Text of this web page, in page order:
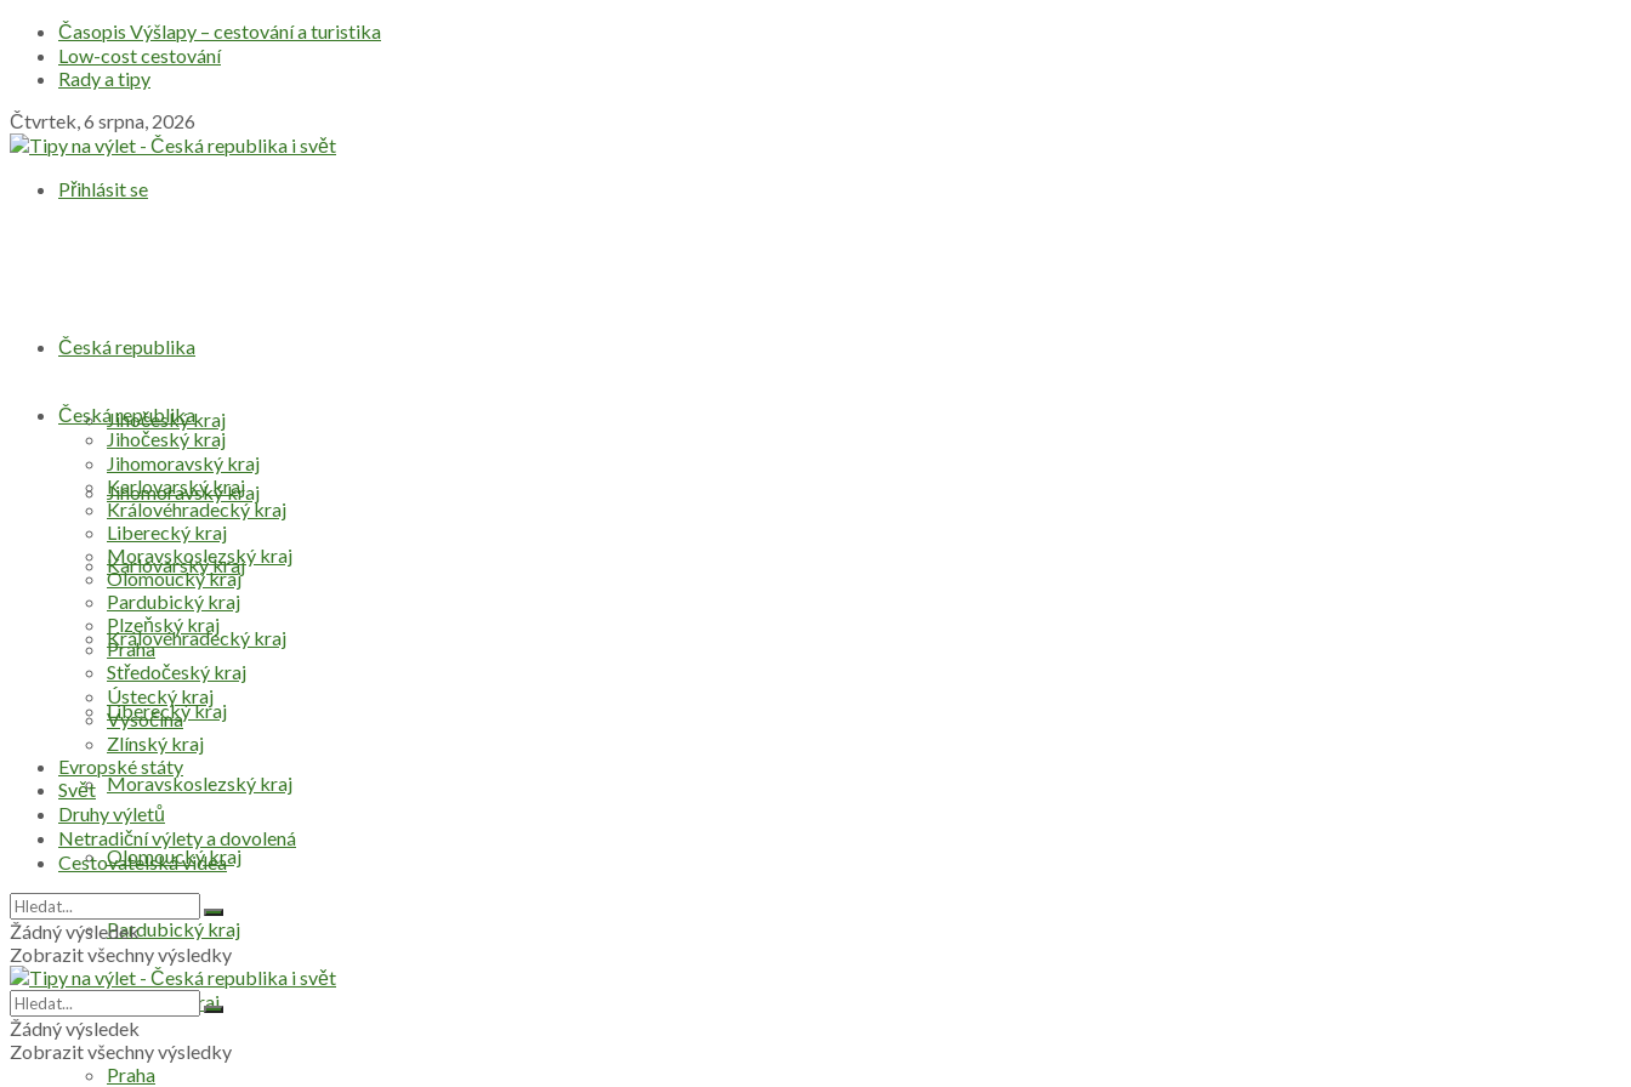
Časopis Výšlapy – cestování a turistika
Low-cost cestování
Rady a tipy
Čtvrtek, 6 srpna, 2026
Přihlásit se
Česká republika
Jihočeský kraj
Jihomoravský kraj
Karlovarský kraj
Královéhradecký kraj
Liberecký kraj
Moravskoslezský kraj
Olomoucký kraj
Pardubický kraj
Plzeňský kraj
Praha
Česká republika
Jihočeský kraj
Jihomoravský kraj
Karlovarský kraj
Královéhradecký kraj
Liberecký kraj
Moravskoslezský kraj
Olomoucký kraj
Pardubický kraj
Plzeňský kraj
Praha
Středočeský kraj
Ústecký kraj
Vysočina
Zlínský kraj
Evropské státy
Svět
Druhy výletů
Netradiční výlety a dovolená
Cestovatelská videa
Žádný výsledek
Zobrazit všechny výsledky
Žádný výsledek
Zobrazit všechny výsledky